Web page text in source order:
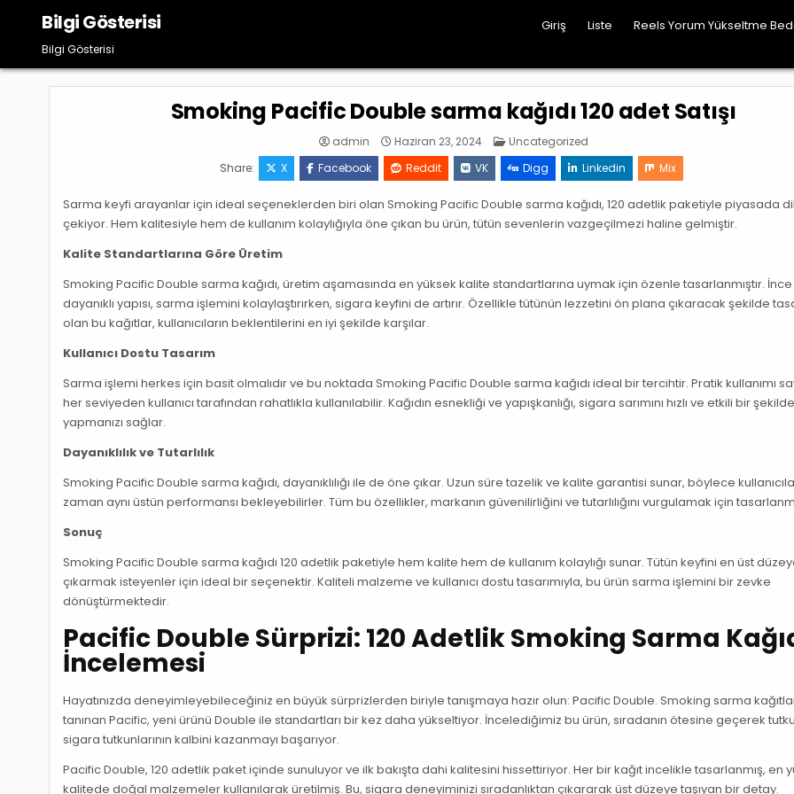
content
Bilgi Gösterisi
Bilgi Gösterisi
Giriş Liste Reels Yorum Yükseltme
Smoking Pacific Double sarma kağıdı 120 adet Satışı
admin Haziran 23, 2024 Posted
Uncategorized
Share:
X Facebook Reddit VK Digg Linkedin Mix
Sarma keyfi arayanlar için ideal seçeneklerden biri olan Smoking Pacific Double sarma kağıdı, 120 adetlik paketiyle piyasada
çekiyor. Hem kalitesiyle hem de kullanım kolaylığıyla öne çıkan bu ürün, tütün sevenlerin vazgeçilmezi haline gelmiştir.
Kalite Standartlarına Göre Üretim
Smoking Pacific Double sarma kağıdı, üretim aşamasında en yüksek kalite standartlarına uymak için özenle tasarlanmıştır.
dayanıklı yapısı, sarma işlemini kolaylaştırırken, sigara keyfini de artırır. Özellikle tütünün lezzetini ön plana çıkaracak şekilde
olan bu kağıtlar, kullanıcıların beklentilerini en iyi şekilde karşılar.
Kullanıcı Dostu Tasarım
Sarma işlemi herkes için basit olmalıdır ve bu noktada Smoking Pacific Double sarma kağıdı ideal bir tercihtir. Pratik kullanımı
her seviyeden kullanıcı tarafından rahatlıkla kullanılabilir. Kağıdın esnekliği ve yapışkanlığı, sigara sarımını hızlı ve etkili bir şekilde
yapmanızı sağlar.
Dayanıklılık ve Tutarlılık
Smoking Pacific Double sarma kağıdı, dayanıklılığı ile de öne çıkar. Uzun süre tazelik ve kalite garantisi sunar, böylece
zaman aynı üstün performansı bekleyebilirler. Tüm bu özellikler, markanın güvenilirliğini ve tutarlılığını vurgulamak için
Sonuç
Smoking Pacific Double sarma kağıdı 120 adetlik paketiyle hem kalite hem de kullanım kolaylığı sunar. Tütün keyfini en üst
çıkarmak isteyenler için ideal bir seçenektir. Kaliteli malzeme ve kullanıcı dostu tasarımıyla, bu ürün sarma işlemini bir zevke
dönüştürmektedir.
Pacific Double Sürprizi: 120 Adetlik Smoking Sarma
İncelemesi
Hayatınızda deneyimleyebileceğiniz en büyük sürprizlerden biriyle tanışmaya hazır olun: Pacific Double. Smoking sarma
tanınan Pacific, yeni ürünü Double ile standartları bir kez daha yükseltiyor. İncelediğimiz bu ürün, sıradanın ötesine geçerek
sigara tutkunlarının kalbini kazanmayı başarıyor.
Pacific Double, 120 adetlik paket içinde sunuluyor ve ilk bakışta dahi kalitesini hissettiriyor. Her bir kağıt incelikle tasarlanmış, en
kalitede doğal malzemeler kullanılarak üretilmiş. Bu, sigara deneyiminizi sıradanlıktan çıkararak üst düzeye taşıyan bir detay.